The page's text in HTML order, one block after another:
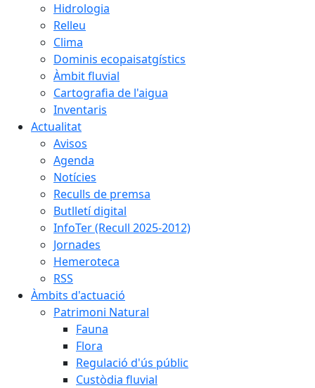
Hidrologia
Relleu
Clima
Dominis ecopaisatgístics
Àmbit fluvial
Cartografia de l'aigua
Inventaris
Actualitat
Avisos
Agenda
Notícies
Reculls de premsa
Butlletí digital
InfoTer (Recull 2025-2012)
Jornades
Hemeroteca
RSS
Àmbits d'actuació
Patrimoni Natural
Fauna
Flora
Regulació d'ús públic
Custòdia fluvial